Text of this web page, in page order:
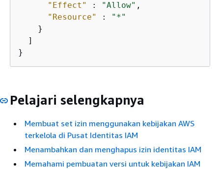
"Effect"
: "Allow" ,
"Resource"
:
"*"
    }
  ]
}
Pelajari selengkapnya
Membuat set izin menggunakan kebijakan AWS
terkelola di Pusat Identitas IAM
Menambahkan dan menghapus izin identitas IAM
Memahami pembuatan versi untuk kebijakan IAM